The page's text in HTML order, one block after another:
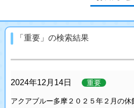
「重要」の検索結果
2024年12月14日 重要
アクアブルー多摩２０２５年２月の